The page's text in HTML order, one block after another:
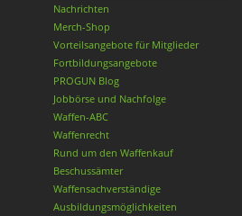
Nachrichten
Merch-Shop
Vorteilsangebote für Mitglieder
Fortbildungsangebote
PROGUN Blog
Jobbörse und Nachfolge
Waffen-ABC
Waffenrecht
Rund um den Waffenkauf
Beschussämter
Waffensachverständige
Ausbildungsmöglichkeiten